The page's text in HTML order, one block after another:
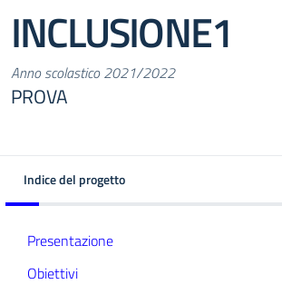
INCLUSIONE1
Anno scolastico 2021/2022
PROVA
Indice del progetto
Presentazione
Obiettivi